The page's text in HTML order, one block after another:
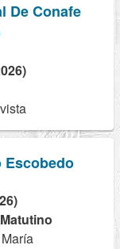
De Conafe
Escobedo